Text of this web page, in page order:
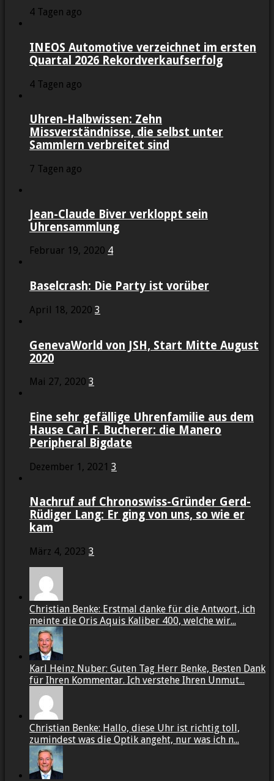
4 Tagen ago
INEOS Automotive verzeichnet im ersten
Quartal 2026 Rekordverkaufserfolg
4 Tagen ago
Uhren-Halbwissen: Zehn
Missverständnisse, die selbst unter
Sammlern verbreitet sind
7 Tagen ago
Jean-Claude Biver verkloppt sein
Uhrensammlung
Februar 19, 2020 4
Baselcrash: Die Party ist vorüber
April 18, 2020 3
GenevaWorld von JSH, Start Mitte August
2020
Mai 27, 2020 3
Eine sehr gefällige Uhrenfamilie aus dem
Hause Carl F. Bucherer: die Manero
Peripheral Bigdate
Dezember 1, 2021 3
Nachruf auf Chronoswiss-Gründer Gerd-
Rüdiger Lang: Er ging von uns, so wie er
kam
März 4, 2023 3
Christian Benke: Erstmal danke für die Antwort, ich
meinte die Oris Aquis Kaliber 400, welche wir...
Karl Heinz Nuber: Guten Tag Herr Benke, Besten Dank
für Ihren Kommentar. Ich verstehe Ihren Unmut...
Christian Benke: Hallo, diese Uhr ist richtig toll,
zumindest was die Optik angeht, nur was ich n...